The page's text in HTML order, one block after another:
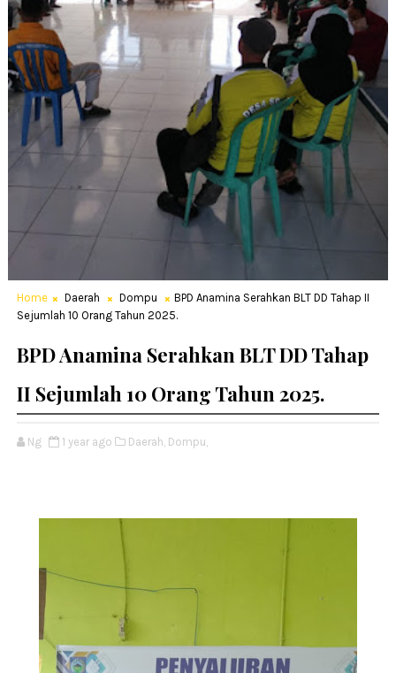
Home Daerah Dompu
BPD Anamina Serahkan BLT DD Tahap II
Sejumlah 10 Orang Tahun 2025.
BPD Anamina Serahkan BLT DD Tahap
II Sejumlah 10 Orang Tahun 2025.
Ng 1 year ago Daerah, Dompu,